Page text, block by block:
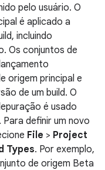
pelo usuário. O
é aplicado a
incluindo
Os conjuntos de
origem principal e
de um build. O
é usado
definir um novo
File > Project
Types. Por exemplo,
de origem Beta